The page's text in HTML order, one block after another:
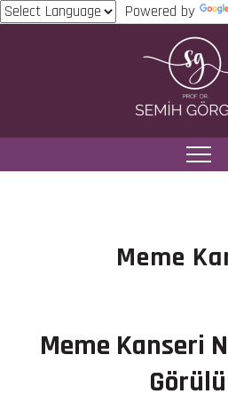
Powered by
Meme
Meme Kanseri
Meme Kanseri